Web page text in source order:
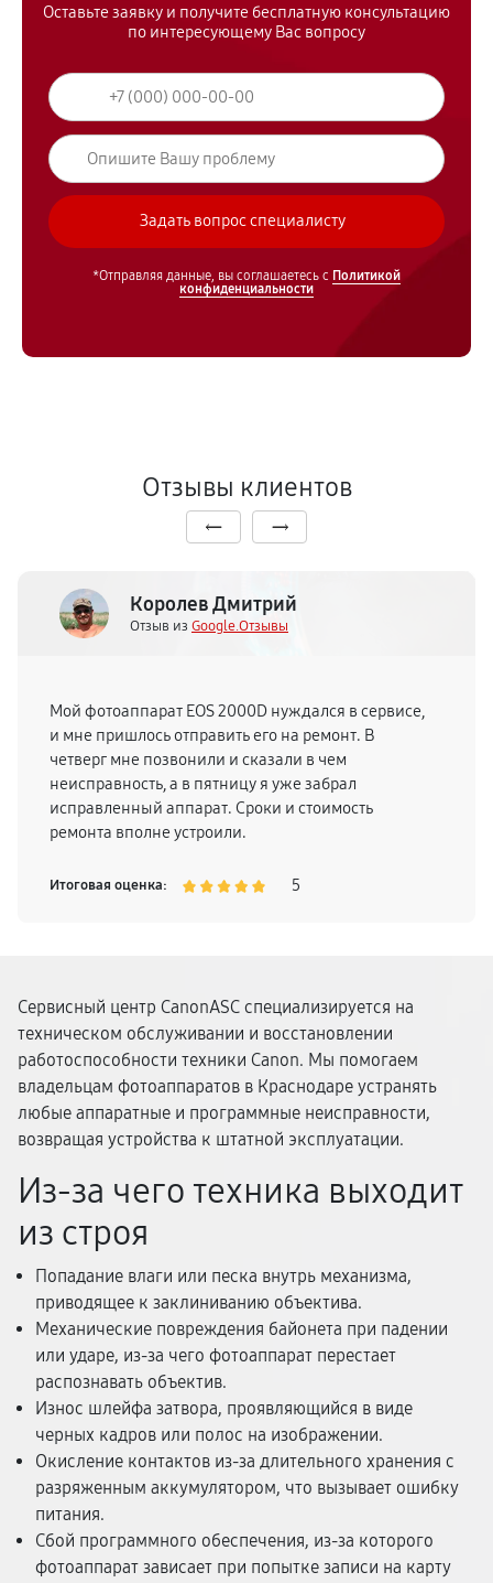
Оставьте заявку и получите бесплатную консультацию
по интересующему Вас вопросу
*Отправляя данные, вы соглашаетесь с Политикой
конфиденциальности
Отзывы клиентов
Королев Дмитрий
Отзыв из Google.Отзывы
Мой фотоаппарат EOS 2000D нуждался в сервисе,
и мне пришлось отправить его на ремонт. В
четверг мне позвонили и сказали в чем
неисправность, а в пятницу я уже забрал
исправленный аппарат. Сроки и стоимость
ремонта вполне устроили.
Итоговая оценка: 5
Сервисный центр CanonASC специализируется на
техническом обслуживании и восстановлении
работоспособности техники Canon. Мы помогаем
владельцам фотоаппаратов в Краснодаре устранять
любые аппаратные и программные неисправности,
возвращая устройства к штатной эксплуатации.
Из-за чего техника выходит
из строя
Попадание влаги или песка внутрь механизма,
приводящее к заклиниванию объектива.
Механические повреждения байонета при падении
или ударе, из-за чего фотоаппарат перестает
распознавать объектив.
Износ шлейфа затвора, проявляющийся в виде
черных кадров или полос на изображении.
Окисление контактов из-за длительного хранения с
разряженным аккумулятором, что вызывает ошибку
питания.
Сбой программного обеспечения, из-за которого
фотоаппарат зависает при попытке записи на карту